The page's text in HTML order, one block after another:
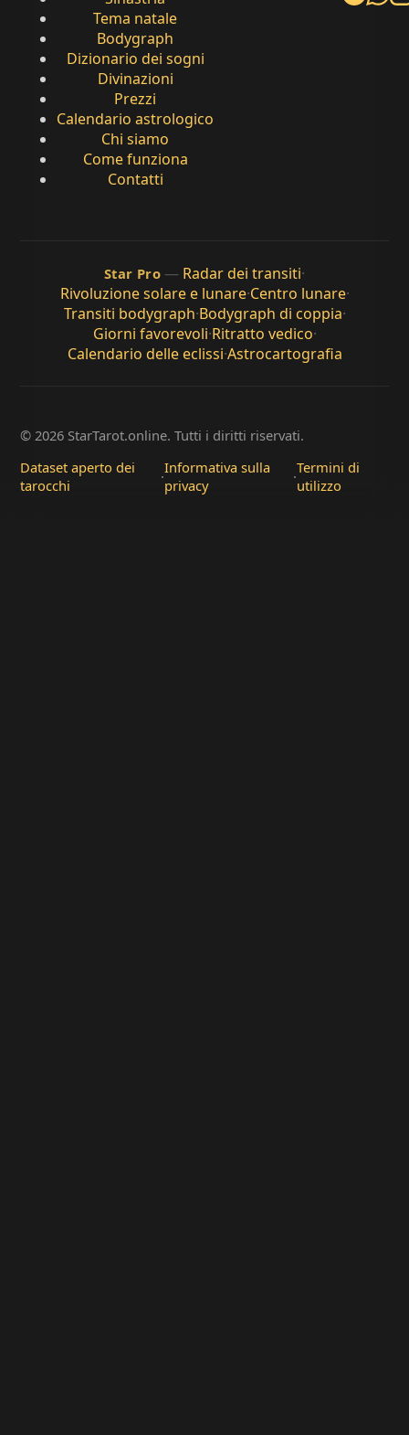
Tema natale
Bodygraph
Dizionario dei sogni
Divinazioni
Prezzi
Calendario astrologico
Chi siamo
Come funziona
Contatti
Star Pro — Radar dei transiti·
Rivoluzione solare e lunare·Centro lunare·
Transiti bodygraph·Bodygraph di coppia·
Giorni favorevoli·Ritratto vedico·
Calendario delle eclissi·Astrocartografia
© 2026 StarTarot.online. Tutti i diritti riservati.
Dataset aperto dei
tarocchi
·Informativa sulla
privacy
·Termini di
utilizzo